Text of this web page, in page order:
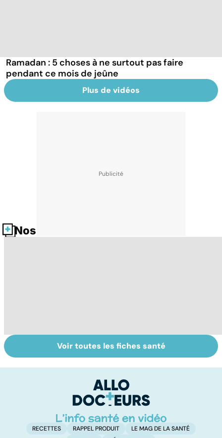
Ramadan : 5 choses à ne surtout pas faire
pendant ce mois de jeûne
Plus de vidéos
Nos fiches santé
Virus du Nil
occidental : ce
La tuberculose
pulmonaire
Voir toutes les fiches santé
RECETTES RAPPEL PRODUIT
LE MAG DE LA SANTÉ